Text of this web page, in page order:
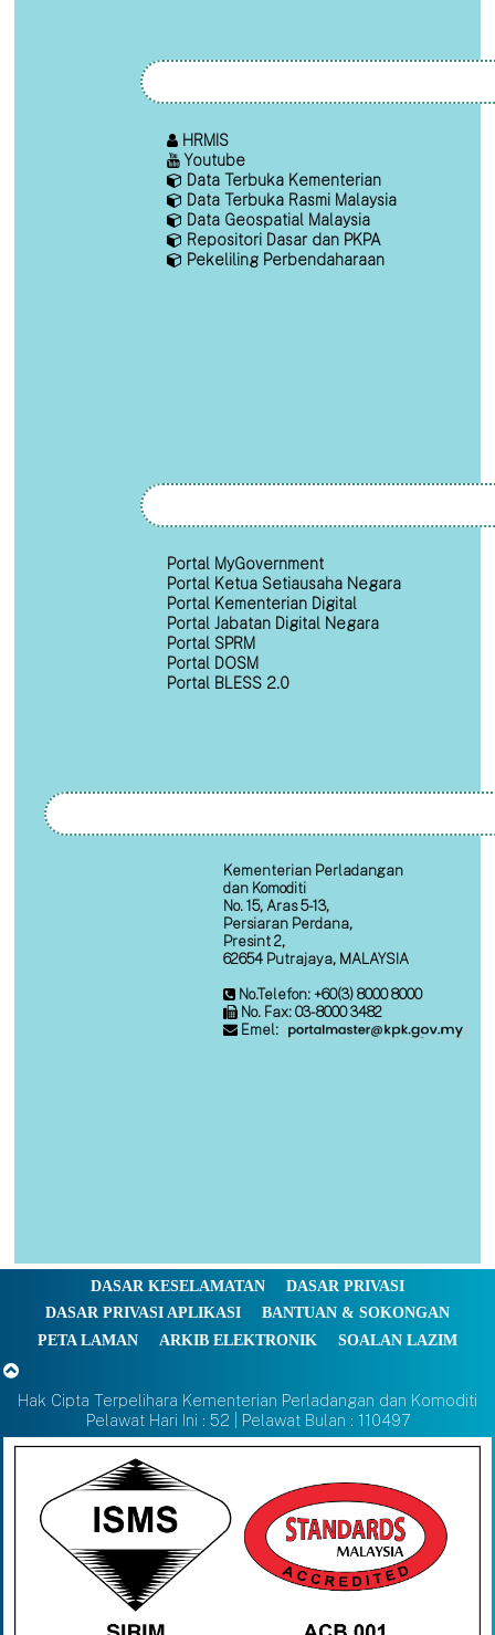
HRMIS
Youtube
Data Terbuka Kementerian
Data Terbuka Rasmi Malaysia
Data Geospatial Malaysia
Repositori Dasar dan PKPA
Pekeliling Perbendaharaan
Portal MyGovernment
Portal Ketua Setiausaha Negara
Portal Kementerian Digital
Portal Jabatan Digital Negara
Portal SPRM
Portal DOSM
Portal BLESS 2.0
Kementerian Perladangan
dan Komoditi
No. 15, Aras 5-13,
Persiaran Perdana,
Presint 2,
62654 Putrajaya, MALAYSIA
No.Telefon: +60(3) 8000 8000
No. Fax: 03-8000 3482
Emel:
DASAR KESELAMATAN
DASAR PRIVASI
DASAR PRIVASI APLIKASI
BANTUAN & SOKONGAN
PETA LAMAN
ARKIB ELEKTRONIK SOALAN LAZIM
Hak Cipta Terpelihara Kementerian Perladangan dan Komoditi
Pelawat Hari Ini : 52 | Pelawat Bulan : 110497